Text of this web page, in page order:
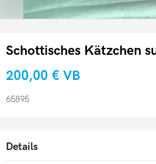
Schottisches Kätzchen
200,00 € VB
65895
Details